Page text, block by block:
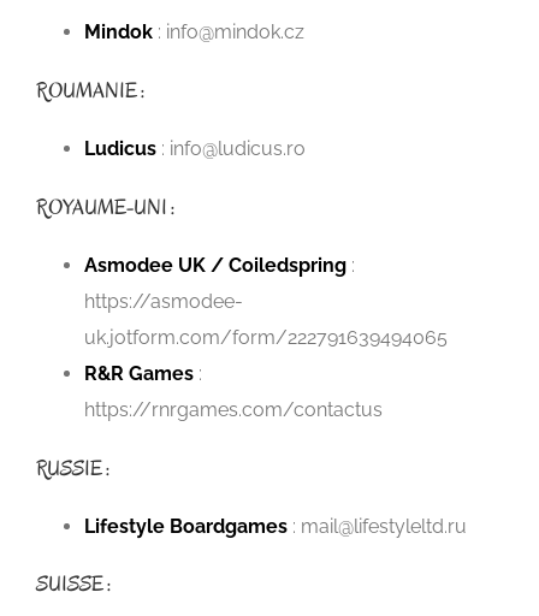
Mindok : info@mindok.cz
ROUMANIE :
Ludicus : info@ludicus.ro
ROYAUME-UNI :
Asmodee UK / Coiledspring :
https://asmodee-
uk.jotform.com/form/222791639494065
R&R Games :
https://rnrgames.com/contactus
RUSSIE :
Lifestyle Boardgames : mail@lifestyleltd.ru
SUISSE :